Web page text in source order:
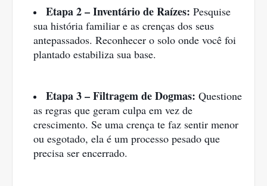
Etapa 2 – Inventário de Raízes: Pesquise
sua história familiar e as crenças dos seus
antepassados. Reconhecer o solo onde você foi
plantado estabiliza sua base.
Etapa 3 – Filtragem de Dogmas: Questione
as regras que geram culpa em vez de
crescimento. Se uma crença te faz sentir menor
ou esgotado, ela é um processo pesado que
precisa ser encerrado.